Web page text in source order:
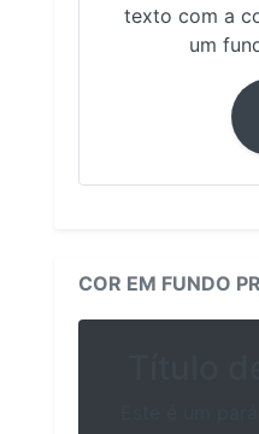
texto com a
um
COR EM FUNDO